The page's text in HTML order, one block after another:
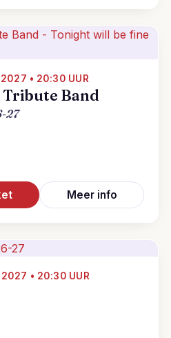
2027 • 20:30 UUR
Tribute Band
27
Meer info
2027 • 20:30 UUR